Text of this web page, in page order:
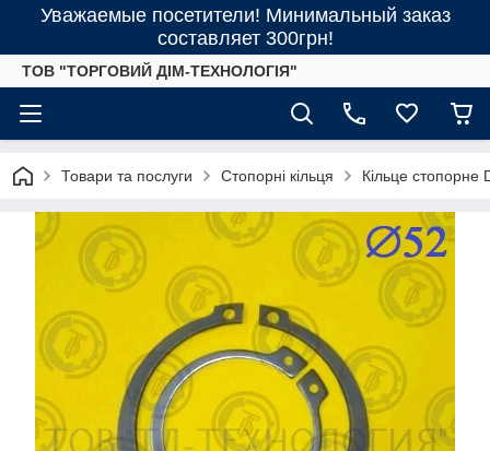
Уважаемые посетители! Минимальный заказ
составляет 300грн!
ТОВ "ТОРГОВИЙ ДІМ-ТЕХНОЛОГІЯ"
Товари та послуги Стопорні кільця Кільце стопорне